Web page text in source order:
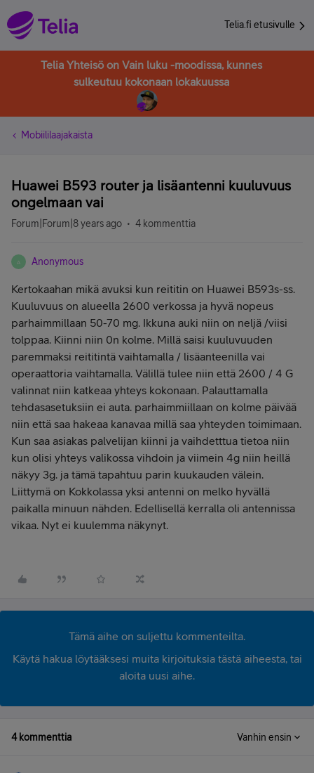
Telia.fi etusivulle
Telia Yhteisö on Vain luku -moodissa, kunnes
sulkeutuu kokonaan lokakuussa
Mobiililaajakaista
Huawei B593 router ja lisäantenni kuuluvuus
ongelmaan vai
Forum|Forum|8 years ago 4 kommenttia
A Anonymous
Kertokaahan mikä avuksi kun reititin on Huawei B593s-ss.
Kuuluvuus on alueella 2600 verkossa ja hyvä nopeus
parhaimmillaan 50-70 mg. Ikkuna auki niin on neljä /viisi
tolppaa. Kiinni niin 0n kolme. Millä saisi kuuluvuuden
paremmaksi reititintä vaihtamalla / lisäanteenilla vai
operaattoria vaihtamalla. Välillä tulee niin että 2600 / 4 G
valinnat niin katkeaa yhteys kokonaan. Palauttamalla
tehdasasetuksiin ei auta. parhaimmiillaan on kolme päivää
niin että saa hakeaa kanavaa millä saa yhteyden toimimaan.
Kun saa asiakas palvelijan kiinni ja vaihdetttua tietoa niin
kun olisi yhteys valikossa vihdoin ja viimein 4g niin heillä
näkyy 3g. ja tämä tapahtuu parin kuukauden välein.
Liittymä on Kokkolassa yksi antenni on melko hyvällä
paikalla minuun nähden. Edellisellä kerralla oli antennissa
vikaa. Nyt ei kuulemma näkynyt.
Tämä aihe on suljettu kommenteilta.
Käytä hakua löytääksesi muita kirjoituksia tästä aiheesta, tai
aloita uusi aihe.
4 kommenttia Vanhin ensin